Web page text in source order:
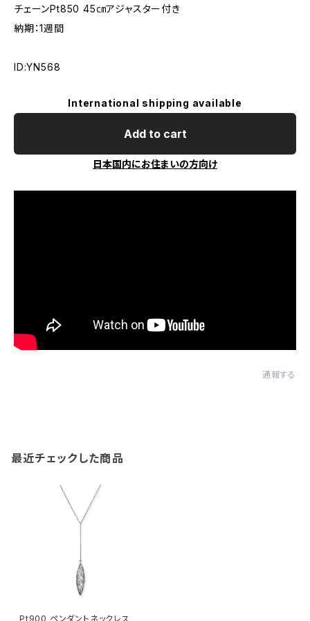
チェーンPt850 45㎝アジャスター付き
納期：1週間
ID:YN568
International shipping available
Add to cart
日本国内にお住まいの方向け
通報する
最近チェックした商品
Pt900 ペンダントネックレス